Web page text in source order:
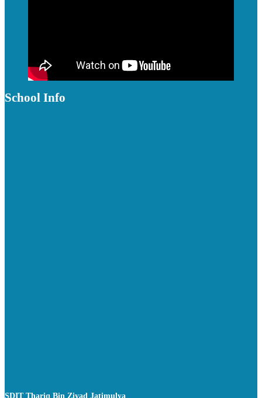
School Info
SDIT Thariq Bin Ziyad Jatimulya